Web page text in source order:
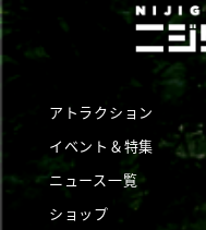
アトラクション
イベント＆特集
ニュース一覧
ショップ